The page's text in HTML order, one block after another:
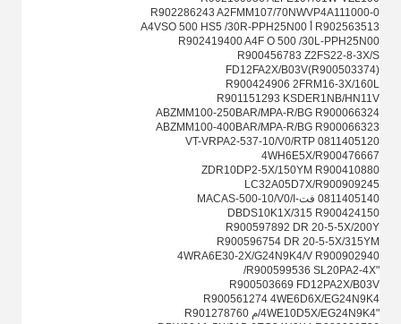
R902286243 A2FMM107/70NWVP4A111000-0
R902563513 أ A4VSO 500 HS5 /30R-PPH25N00
R902419400 A4F O 500 /30L-PPH25N00
R900456783 Z2FS22-8-3X/S
FD12FA2X/B03V(R900503374)
R900424906 2FRM16-3X/160L
R901151293 KSDER1NB/HN11V
ABZMM100-250BAR/MPA-R/BG R900066324
ABZMM100-400BAR/MPA-R/BG R900066323
VT-VRPA2-537-10/V0/RTP 0811405120
4WH6E5X/R900476667
ZDR10DP2-5X/150YM R900410880
LC32A05D7X/R900909245
0811405140 فت-MACAS-500-10/V0/I
DBDS10K1X/315 R900424150
R900597892 DR 20-5-5X/200Y
R900596754 DR 20-5-5X/315YM
4WRA6E30-2X/G24N9K4/V R900902940
"R900599536 SL20PA2-4X/
R900503669 FD12PA2X/B03V
R900561274 4WE6D6X/EG24N9K4
"4WE10D5X/EG24N9K4/م R901278760